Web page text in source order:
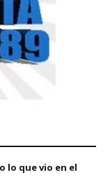
lo que vio en el